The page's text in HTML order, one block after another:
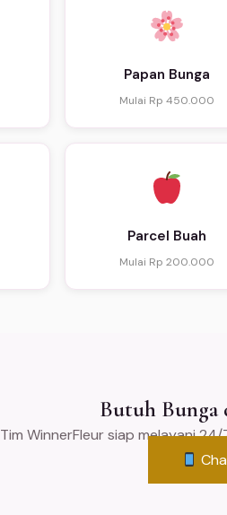
Papan Bunga
Mulai Rp 450.000
Parcel Buah
Mulai Rp 200.000
Butuh Bunga
Tim WinnerFleur siap melayani